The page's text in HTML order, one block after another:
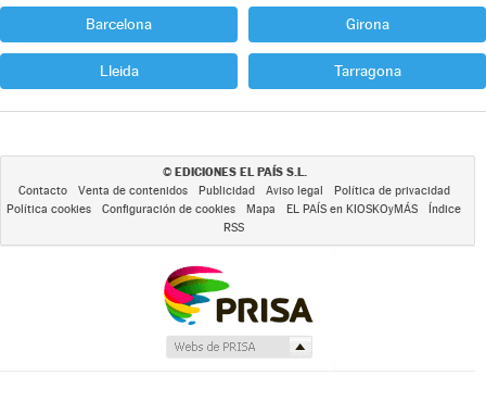
Barcelona Girona
Lleida Tarragona
© EDICIONES EL PAÍS S.L.
Contacto Venta de contenidos Publicidad Aviso legal
Política de privacidad
Política cookies
Configuración de cookies Mapa EL PAÍS en KIOSKOyMÁS
Índice
RSS